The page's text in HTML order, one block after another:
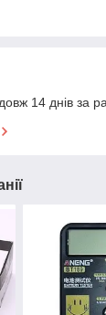
14 днів за